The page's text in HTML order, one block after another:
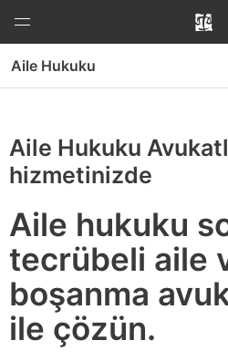
Menu
Aile Hukuku
Aile Hukuku
hizmetinizde
Aile hukuku
tecrübeli aile
boşanma
ile çözün.